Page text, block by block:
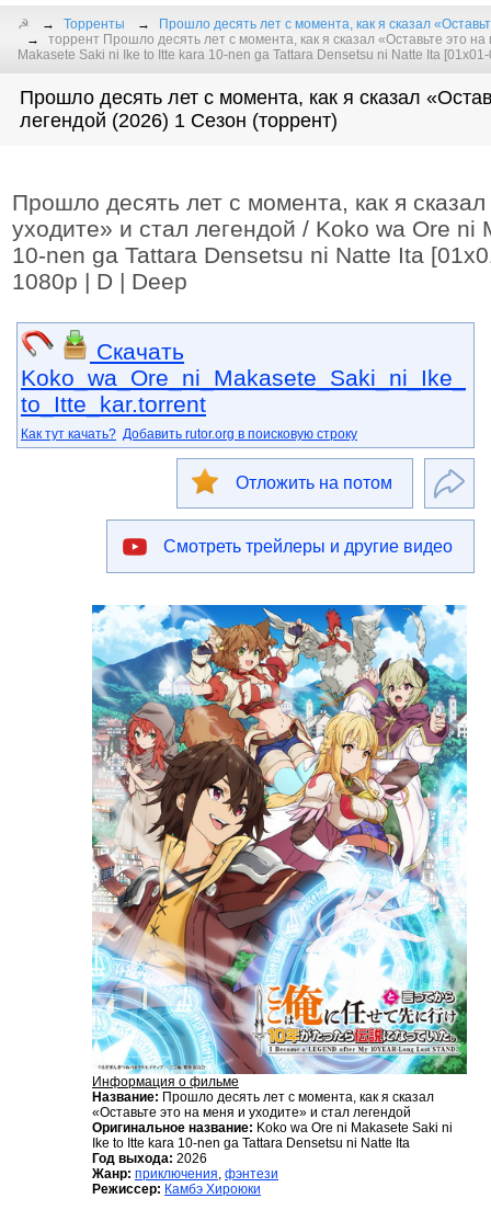
☭ Торренты
Прошло десять лет с момента, как я сказал
торрент Прошло десять лет с момента, как я сказал «Оставьте это
Makasete Saki ni Ike to Itte kara 10-nen ga Tattara Densetsu ni Natte Ita
Прошло десять лет с момента, как я сказал
легендой (2026) 1 Сезон (торрент)
Прошло десять лет с момента, как я
уходите» и стал легендой / Koko wa Ore
10-nen ga Tattara Densetsu ni Natte Ita
1080p | D | Deep
Скачать
Koko_wa_Ore_ni_Makasete_Saki_ni_Ike_
to_Itte_kar.torrent
Как тут качать? Добавить rutor.org в поисковую строку
Отложить на потом
Смотреть трейлеры и другие видео
Информация о фильме
Название: Прошло десять лет с момента, как я сказал
«Оставьте это на меня и уходите» и стал легендой
Оригинальное название: Koko wa Ore ni Makasete Saki ni
Ike to Itte kara 10-nen ga Tattara Densetsu ni Natte Ita
Год выхода: 2026
Жанр: приключения фэнтези
Режиссер: Камбэ Хироюки